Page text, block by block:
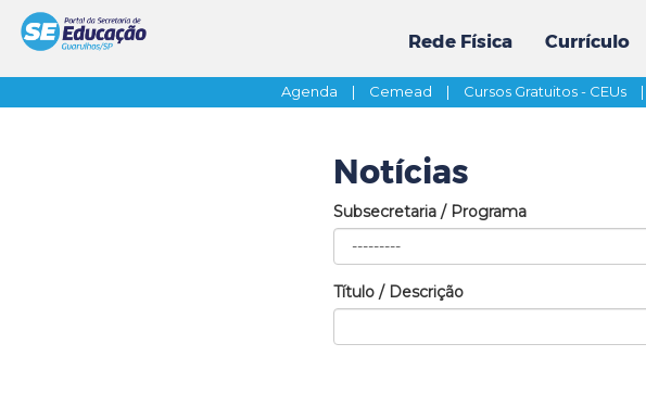
Rede Física Currículo
Agenda | Cemead | Cursos Gratuitos - CEUs |
Notícias
Subsecretaria / Programa
Título / Descrição